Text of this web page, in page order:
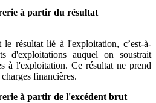
à partir du résultat
résultat lié à l'exploitation, c’est-à-
d'exploitations auquel on soustrait
à l'exploitation. Ce résultat ne prend
financières.
à partir de l'excédent brut